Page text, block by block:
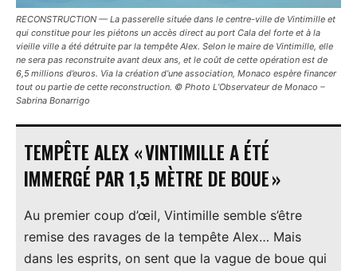
RECONSTRUCTION — La passerelle située dans le centre-ville de Vintimille et
qui constitue pour les piétons un accès direct au port Cala del forte et à la
vieille ville a été détruite par la tempête Alex. Selon le maire de Vintimille, elle
ne sera pas reconstruite avant deux ans, et le coût de cette opération est de
6,5 millions d’euros. Via la création d’une association, Monaco espère financer
tout ou partie de cette reconstruction. © Photo L’Observateur de Monaco –
Sabrina Bonarrigo
TEMPÊTE ALEX « VINTIMILLE A ÉTÉ
IMMERGÉ PAR 1,5 MÈTRE DE BOUE »
Au premier coup d’œil, Vintimille semble s’être
remise des ravages de la tempête Alex… Mais
dans les esprits, on sent que la vague de boue qui